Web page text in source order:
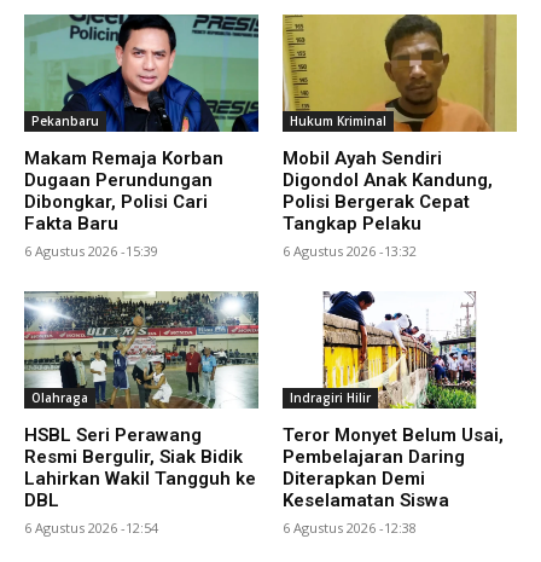
Pekanbaru
Makam Remaja Korban
Dugaan Perundungan
Dibongkar, Polisi Cari
Fakta Baru
6 Agustus 2026 -15:39
Hukum Kriminal
Mobil Ayah Sendiri
Digondol Anak Kandung,
Polisi Bergerak Cepat
Tangkap Pelaku
6 Agustus 2026 -13:32
Olahraga
HSBL Seri Perawang
Resmi Bergulir, Siak Bidik
Lahirkan Wakil Tangguh ke
DBL
6 Agustus 2026 -12:54
Indragiri Hilir
Teror Monyet Belum Usai,
Pembelajaran Daring
Diterapkan Demi
Keselamatan Siswa
6 Agustus 2026 -12:38